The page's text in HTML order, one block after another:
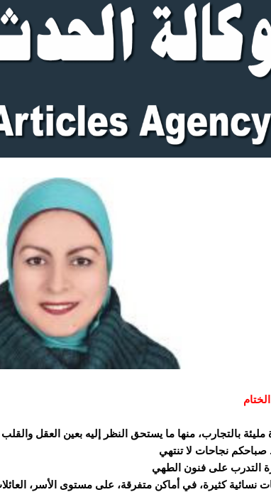
مليئة بالتجارب، منها ما يستحق النظر إليه بعين العقل
التدرب على فنون الطهي
نسائية كثيرة، في أماكن متفرقة، على مستوى الأسر،